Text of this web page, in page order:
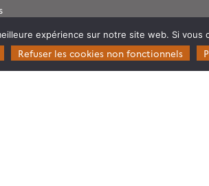
expérience sur notre site web. Si
Refuser les cookies non fonctionnels